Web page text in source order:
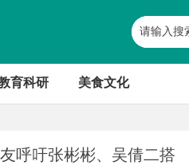
育科研 美食文化
呼吁张彬彬、吴倩二搭